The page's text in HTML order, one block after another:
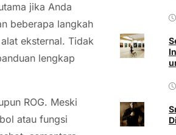
jika Anda
beberapa langkah
eksternal. Tidak
lengkap
ROG. Meski
atau fungsi